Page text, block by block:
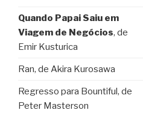
Quando Papai Saiu em
Viagem de Negócios, de
Emir Kusturica
Ran, de Akira Kurosawa
Regresso para Bountiful, de
Peter Masterson